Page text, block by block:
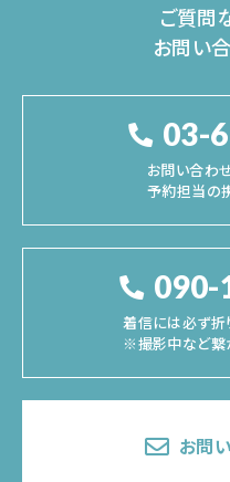
ご質問
お問い
03-
お問い合わ
予約担当の
090-
着信には必ず折
※撮影中など繋
お問